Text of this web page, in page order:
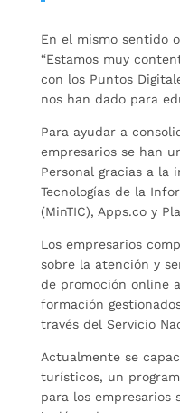
En el mismo sentido
“Estamos muy
con los Puntos
nos han dado para
Para ayudar a
empresarios se han
Personal gracias a la
Tecnologías de la
(MinTIC), Apps.co y
Los empresarios
sobre la atención y
de promoción online
formación
través del Servicio
Actualmente se
turísticos, un
para los empresarios